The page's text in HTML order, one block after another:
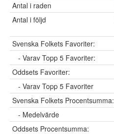
Antal i raden
Antal i följd
Svenska Folkets Favoriter:
- Varav Topp 5 Favoriter:
Oddsets Favoriter:
- Varav Topp 5 Favoriter
Svenska Folkets Procentsumma:
- Medelvärde
Oddsets Procentsumma: